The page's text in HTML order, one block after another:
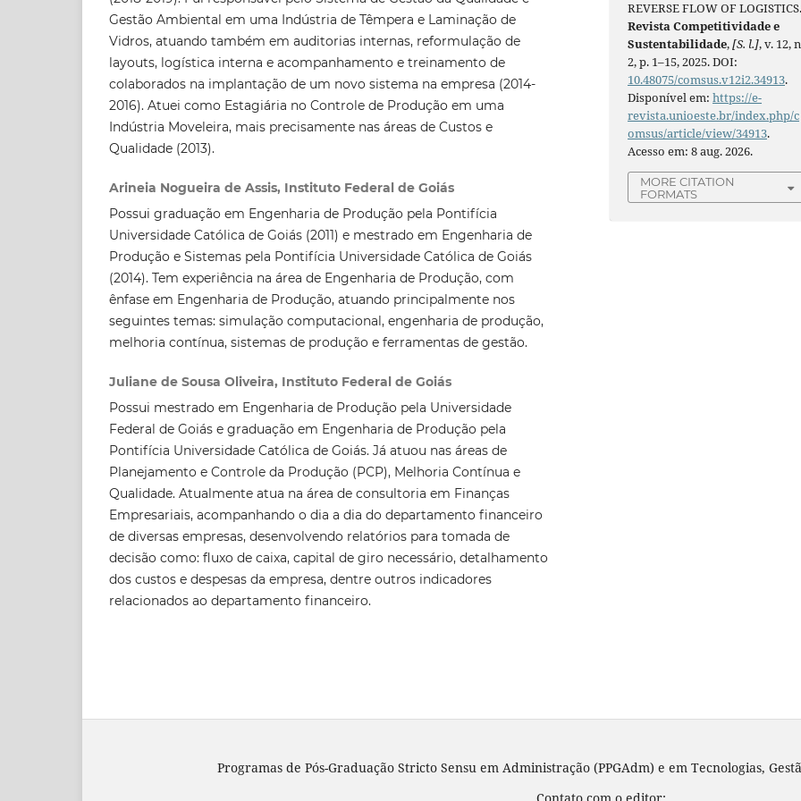
Gestão Ambiental em uma Indústria de Têmpera e Laminação de
Vidros, atuando também em auditorias internas, reformulação de
layouts, logística interna e acompanhamento e treinamento de
colaborados na implantação de um novo sistema na empresa (2014-
2016). Atuei como Estagiária no Controle de Produção em uma
Indústria Moveleira, mais precisamente nas áreas de Custos e
Qualidade (2013).
Arineia Nogueira de Assis, Instituto Federal de Goiás
Possui graduação em Engenharia de Produção pela Pontifícia
Universidade Católica de Goiás (2011) e mestrado em Engenharia de
Produção e Sistemas pela Pontifícia Universidade Católica de Goiás
(2014). Tem experiência na área de Engenharia de Produção, com
ênfase em Engenharia de Produção, atuando principalmente nos
seguintes temas: simulação computacional, engenharia de produção,
melhoria contínua, sistemas de produção e ferramentas de gestão.
Juliane de Sousa Oliveira, Instituto Federal de Goiás
Possui mestrado em Engenharia de Produção pela Universidade
Federal de Goiás e graduação em Engenharia de Produção pela
Pontifícia Universidade Católica de Goiás. Já atuou nas áreas de
Planejamento e Controle da Produção (PCP), Melhoria Contínua e
Qualidade. Atualmente atua na área de consultoria em Finanças
Empresariais, acompanhando o dia a dia do departamento financeiro
de diversas empresas, desenvolvendo relatórios para tomada de
decisão como: fluxo de caixa, capital de giro necessário, detalhamento
dos custos e despesas da empresa, dentre outros indicadores
relacionados ao departamento financeiro.
REVERSE FLOW OF
Revista Competitividade e
Sustentabilidade,[S. l.], v. 12,
2, p. 1–15, 2025. DOI:
10.48075/comsus.v12i2.34913.
Disponível em:https://e-
revista.unioeste.br/index.php/c
omsus/article/view/34913.
Acesso em: 8 aug. 2026.
MORE CITATION
FORMATS
Programas de Pós-Graduação Stricto Sensu em Administração (PPGAdm) e em Tecnologias,